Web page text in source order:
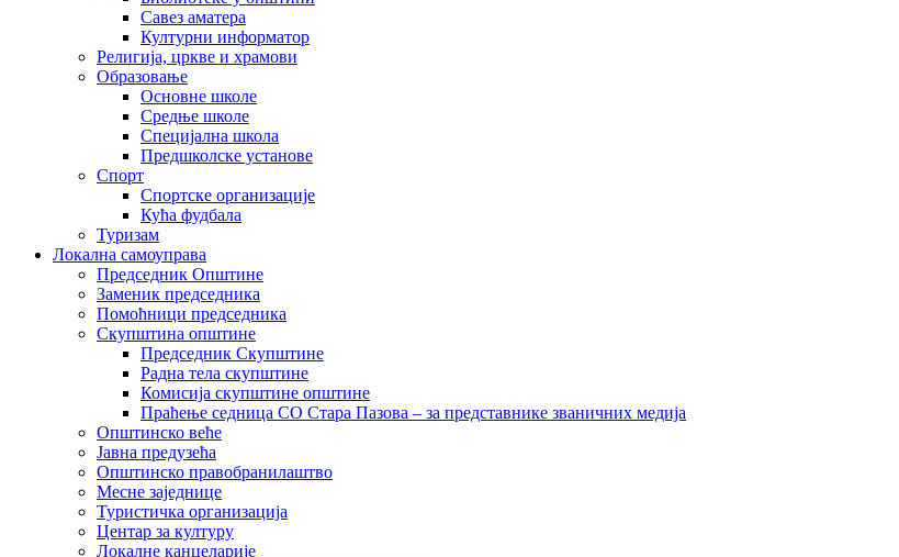
Савез аматера
Културни информатор
Религија, цркве и храмови
Образовање
Основне школе
Средње школе
Специјална школа
Предшколске установе
Спорт
Спортске организације
Кућа фудбала
Туризам
Локална самоуправа
Председник Општине
Заменик председника
Помоћници председника
Скупштина општине
Председник Скупштине
Радна тела скупштине
Комисија скупштине општине
Праћење седница СО Стара Пазова – за представнике званичних медија
Општинско веће
Јавна предузећа
Општинско правобранилаштво
Месне заједнице
Туристичка организација
Центaр за културу
Локалне канцеларије